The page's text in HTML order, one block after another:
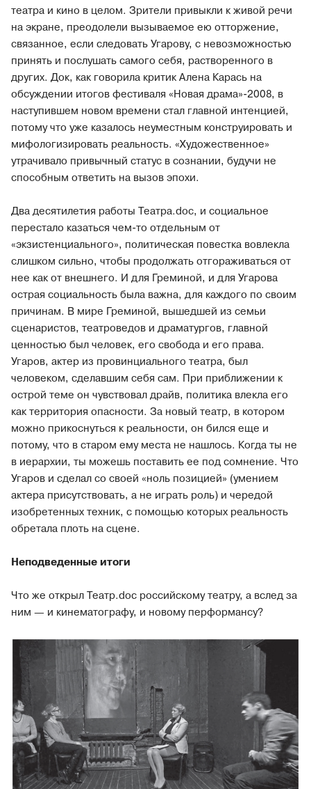
театра и кино в целом. Зрители привыкли к живой речи
на экране, преодолели вызываемое ею отторжение,
связанное, если следовать Угарову, с невозможностью
принять и послушать самого себя, растворенного в
других. Док, как говорила критик Алена Карась на
обсуждении итогов фестиваля «Новая драма»-2008, в
наступившем новом времени стал главной интенцией,
потому что уже казалось неуместным конструировать и
мифологизировать реальность. «Художественное»
утрачивало привычный статус в сознании, будучи не
способным ответить на вызов эпохи.
Два десятилетия работы Театра.doc, и социальное
перестало казаться чем-то отдельным от
«экзистенциального», политическая повестка вовлекла
слишком сильно, чтобы продолжать отгораживаться от
нее как от внешнего. И для Греминой, и для Угарова
острая социальность была важна, для каждого по своим
причинам. В мире Греминой, вышедшей из семьи
сценаристов, театроведов и драматургов, главной
ценностью был человек, его свобода и его права.
Угаров, актер из провинциального театра, был
человеком, сделавшим себя сам. При приближении к
острой теме он чувствовал драйв, политика влекла его
как территория опасности. За новый театр, в котором
можно прикоснуться к реальности, он бился еще и
потому, что в старом ему места не нашлось. Когда ты не
в иерархии, ты можешь поставить ее под сомнение. Что
Угаров и сделал со своей «ноль позицией» (умением
актера присутствовать, а не играть роль) и чередой
изобретенных техник, с помощью которых реальность
обретала плоть на сцене.
Неподведенные итоги
Что же открыл Театр.doc российскому театру, а вслед за
ним — и кинематографу, и новому перформансу?